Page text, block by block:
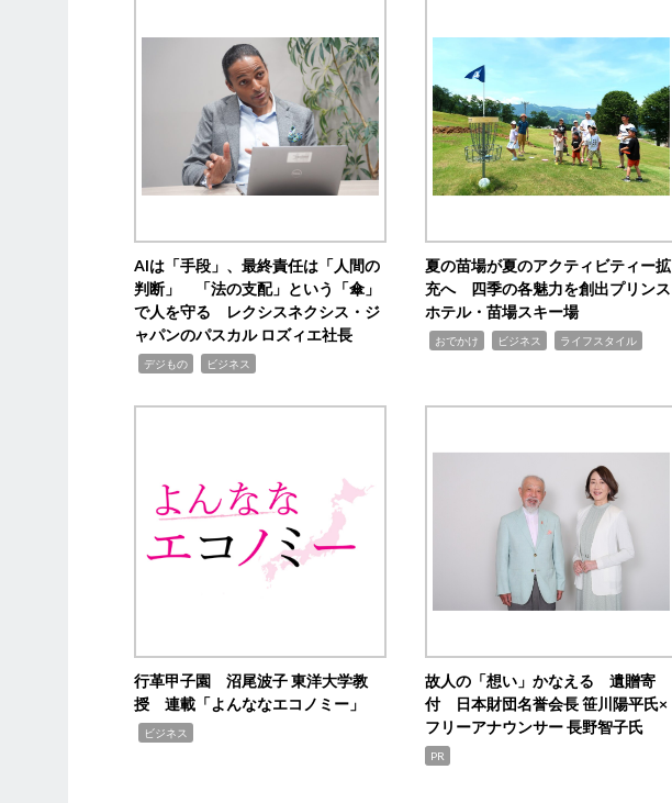
AIは「手段」、最終責任は「人間の
判断」 「法の支配」という「傘」
で人を守る レクシスネクシス・ジ
ャパンのパスカル ロズィエ社長
デジもの ビジネス
夏の苗場が夏のアクティビティー拡
充へ 四季の各魅力を創出プリンス
ホテル・苗場スキー場
おでかけ ビジネス ライフスタイル
行革甲子園 沼尾波子 東洋大学教
授 連載「よんななエコノミー」
ビジネス
故人の「想い」かなえる 遺贈寄
付 日本財団名誉会長 笹川陽平氏×
フリーアナウンサー 長野智子氏
PR